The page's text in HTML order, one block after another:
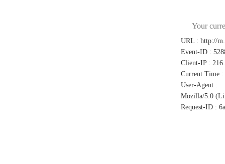
Your
URL : http://
Event-ID :
Client-IP :
Current Time :
User-Agent :
Mozilla/5.0
Request-ID :